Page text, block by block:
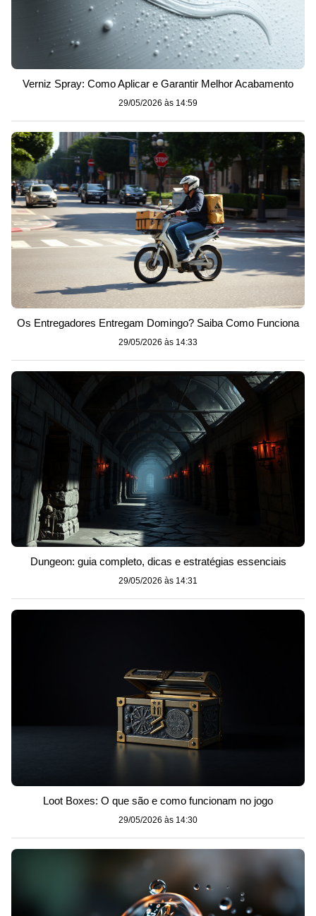
Verniz Spray: Como Aplicar e Garantir Melhor Acabamento
29/05/2026 às 14:59
Os Entregadores Entregam Domingo? Saiba Como Funciona
29/05/2026 às 14:33
Dungeon: guia completo, dicas e estratégias essenciais
29/05/2026 às 14:31
Loot Boxes: O que são e como funcionam no jogo
29/05/2026 às 14:30